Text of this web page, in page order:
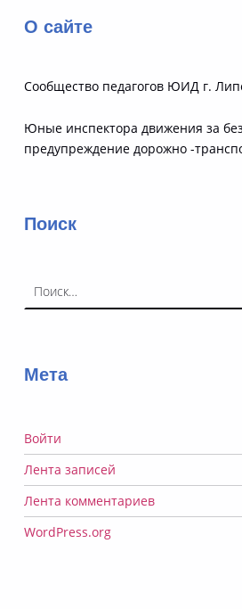
О сайте
Сообщество педагогов ЮИД г.
Юные инспектора движения за
предупреждение дорожно -
Поиск
Мета
Войти
Лента записей
Лента комментариев
WordPress.org